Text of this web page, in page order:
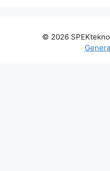
© 2026 SPEKtekno